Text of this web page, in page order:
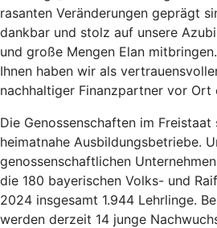
rasanten Veränderungen geprägt
dankbar und stolz auf unsere
und große Mengen Elan
Ihnen haben wir als
nachhaltiger Finanzpartner vor Ort
Die Genossenschaften im
heimatnahe Ausbildungsbetriebe.
genossenschaftlichen
die 180 bayerischen Volks- und
2024 insgesamt 1.944 Lehrlinge.
werden derzeit 14 junge